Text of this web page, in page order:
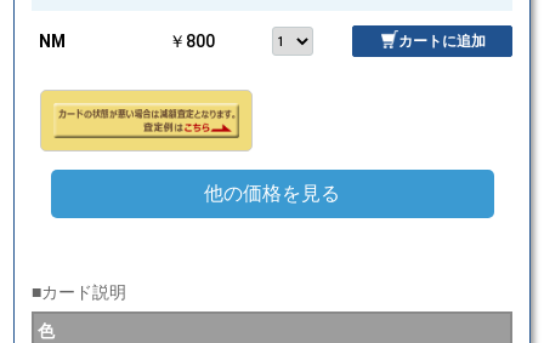
NM ￥800 カートに追加
他の価格を見る
■カード説明
色